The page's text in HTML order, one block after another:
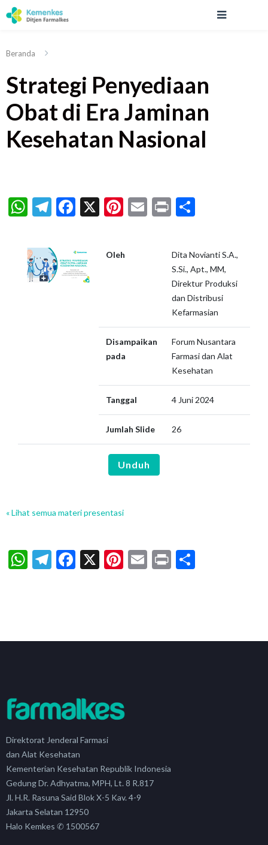
Beranda
Strategi Penyediaan
Obat di Era Jaminan
Kesehatan Nasional
WhatsApp
Telegram
Facebook
X Pinterest
Email
Print
Oleh
Dita Novianti S.A.,
S.Si., Apt., MM,
Direktur Produksi
dan Distribusi
Kefarmasian
Disampaikan
pada
Forum Nusantara
Farmasi dan Alat
Kesehatan
Tanggal 4 Juni 2024
Jumlah Slide 26
Unduh
« Lihat semua materi presentasi
WhatsApp
Telegram
Facebook
X Pinterest
Email
Print
Direktorat Jenderal Farmasi
dan Alat Kesehatan
Kementerian Kesehatan Republik Indonesia
Gedung Dr. Adhyatma, MPH, Lt. 8 R.817
Jl. H.R. Rasuna Said Blok X-5 Kav. 4-9
Jakarta Selatan 12950
Halo Kemkes ✆ 1500567